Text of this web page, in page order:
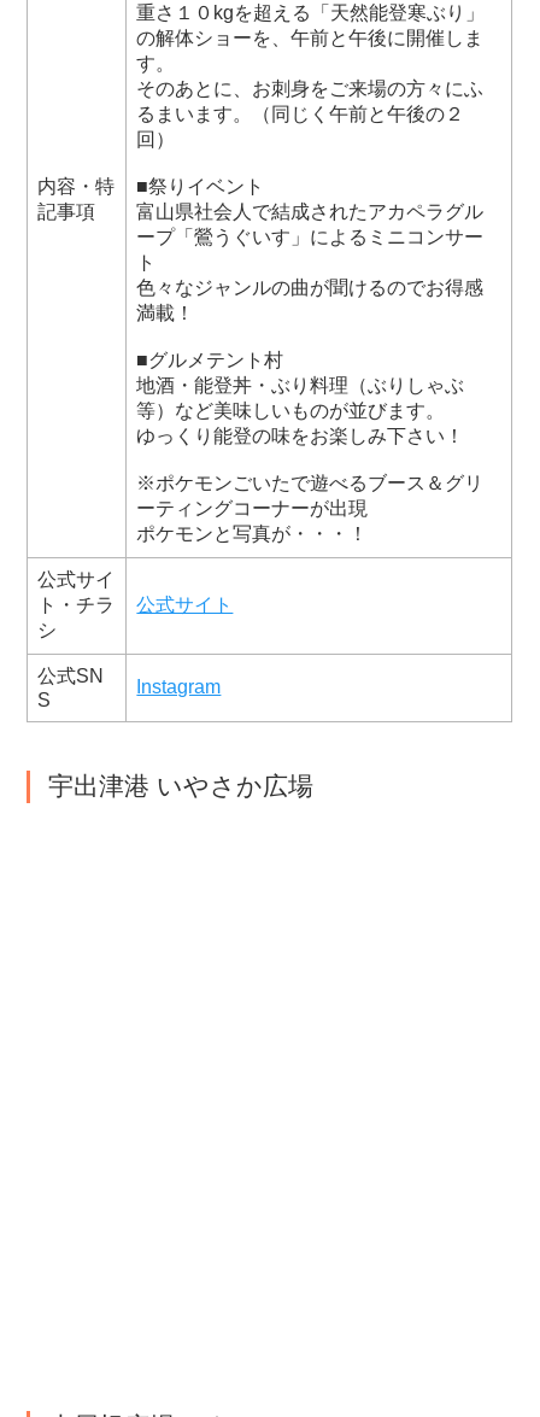
内容・特
記事項
重さ１０kgを超える「天然能登寒ぶり」
の解体ショーを、午前と午後に開催しま
す。
そのあとに、お刺身をご来場の方々にふ
るまいます。（同じく午前と午後の２
回）
■祭りイベント
富山県社会人で結成されたアカペラグル
ープ「鶯うぐいす」によるミニコンサー
ト
色々なジャンルの曲が聞けるのでお得感
満載！
■グルメテント村
地酒・能登丼・ぶり料理（ぶりしゃぶ
等）など美味しいものが並びます。
ゆっくり能登の味をお楽しみ下さい！
※ポケモンごいたで遊べるブース＆グリ
ーティングコーナーが出現
ポケモンと写真が・・・！
公式サイ
ト・チラ
シ
公式サイト
公式SN
S
Instagram
宇出津港 いやさか広場